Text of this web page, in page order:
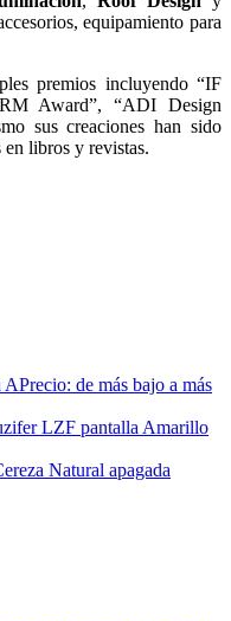
equipamiento para
premios incluyendo “IF
Award”, “ADI Design
sus creaciones han sido
en libros y revistas.
APrecio: de más bajo a más